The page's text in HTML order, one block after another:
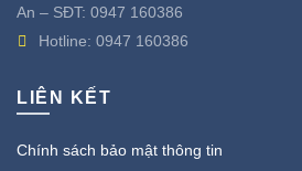
An – SĐT: 0947 160386
Hotline: 0947 160386
LIÊN KẾT
Chính sách bảo mật thông tin